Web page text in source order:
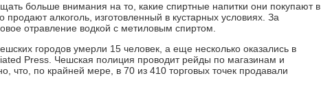
больше внимания на то, какие спиртные напитки они покупают в
алкоголь, изготовленный в кустарных условиях. За
отравление водкой с метиловым спиртом.
городов умерли 15 человек, а еще несколько оказались в
Press. Чешская полиция проводит рейды по магазинам и
что, по крайней мере, в 70 из 410 торговых точек продавали